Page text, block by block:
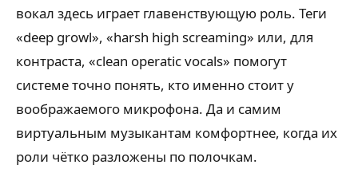
вокал здесь играет главенствующую роль. Теги
«deep growl», «harsh high screaming» или, для
контраста, «clean operatic vocals» помогут
системе точно понять, кто именно стоит у
воображаемого микрофона. Да и самим
виртуальным музыкантам комфортнее, когда их
роли чётко разложены по полочкам.